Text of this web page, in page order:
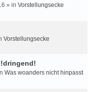
» in Vorstellungsecke
Vorstellungsecke
Was woanders nicht hinpasst